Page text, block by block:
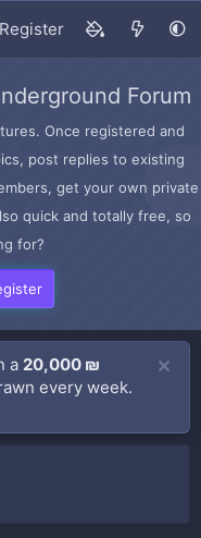
Register
Forum
Once registered and
post replies to existing
get your own private
quick and totally free, so
for?
a 20,000 ₪
every week.